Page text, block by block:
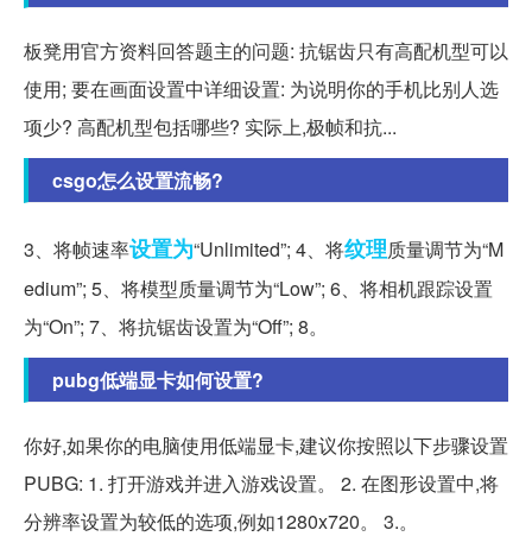
板凳用官方资料回答题主的问题: 抗锯齿只有高配机型可以
使用; 要在画面设置中详细设置: 为说明你的手机比别人选
项少? 高配机型包括哪些? 实际上,极帧和抗...
csgo怎么设置流畅?
3、将帧速率设置为“Unlimited”; 4、将纹理质量调节为“M
edium”; 5、将模型质量调节为“Low”; 6、将相机跟踪设置
为“On”; 7、将抗锯齿设置为“Off”; 8。
pubg低端显卡如何设置?
你好,如果你的电脑使用低端显卡,建议你按照以下步骤设置
PUBG: 1. 打开游戏并进入游戏设置。 2. 在图形设置中,将
分辨率设置为较低的选项,例如1280x720。 3.。